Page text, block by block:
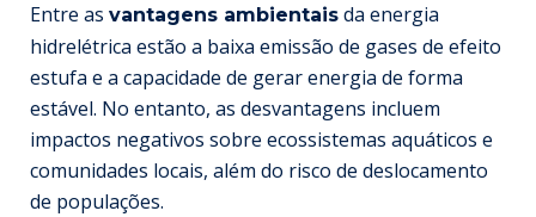
Entre as vantagens ambientais da energia
hidrelétrica estão a baixa emissão de gases de efeito
estufa e a capacidade de gerar energia de forma
estável. No entanto, as desvantagens incluem
impactos negativos sobre ecossistemas aquáticos e
comunidades locais, além do risco de deslocamento
de populações.